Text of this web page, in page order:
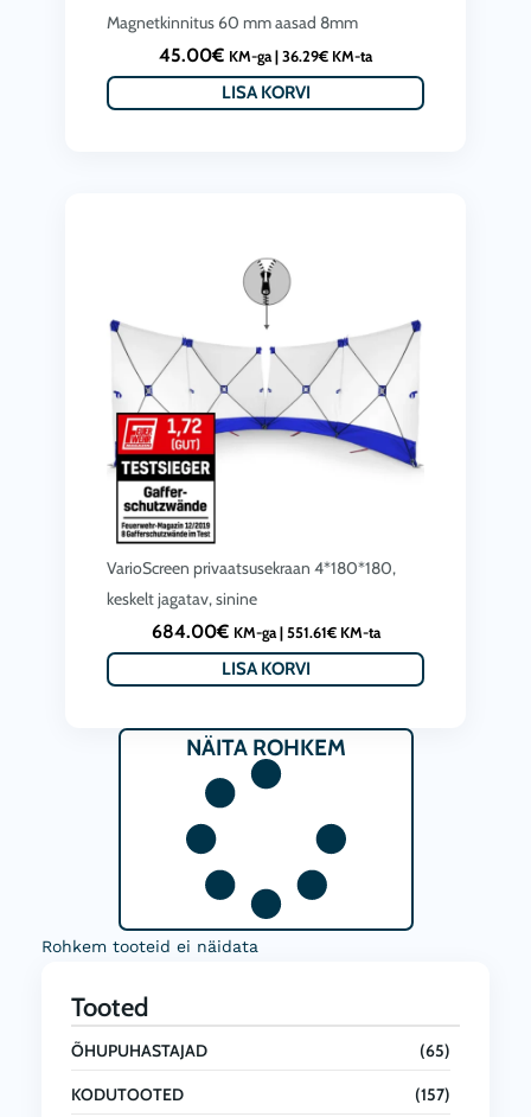
Magnetkinnitus 60 mm aasad 8mm
45.00€ KM-ga | 36.29€ KM-ta
LISA KORVI
VarioScreen privaatsusekraan 4*180*180,
keskelt jagatav, sinine
684.00€ KM-ga | 551.61€KM-ta
LISA KORVI
NÄITA ROHKEM
Rohkem tooteid ei näidata
Tooted
ÕHUPUHASTAJAD (65)
KODUTOOTED (157)